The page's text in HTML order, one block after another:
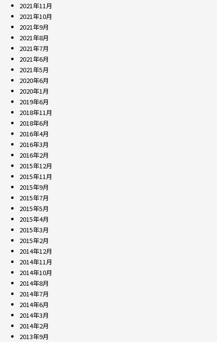
2021年11月
2021年10月
2021年9月
2021年8月
2021年7月
2021年6月
2021年5月
2020年6月
2020年1月
2019年6月
2018年11月
2018年6月
2016年4月
2016年3月
2016年2月
2015年12月
2015年11月
2015年9月
2015年7月
2015年5月
2015年4月
2015年3月
2015年2月
2014年12月
2014年11月
2014年10月
2014年8月
2014年7月
2014年6月
2014年3月
2014年2月
2013年9月